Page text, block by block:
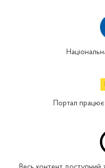
Портал працює